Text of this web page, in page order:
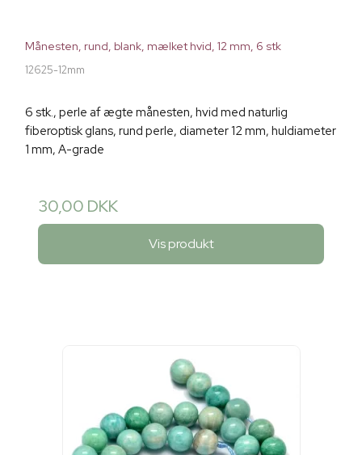
Månesten, rund, blank, mælket hvid, 12 mm, 6 stk
12625-12mm
6 stk., perle af ægte månesten, hvid med naturlig
fiberoptisk glans, rund perle, diameter 12 mm, huldiameter
1 mm, A-grade
30,00 DKK
Vis produkt